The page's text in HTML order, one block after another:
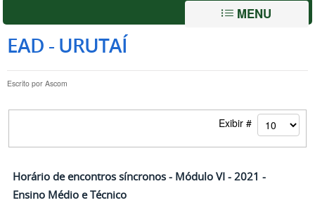
MENU
EAD - URUTAÍ
Escrito por Ascom
Exibir #
Horário de encontros síncronos - Módulo VI - 2021 -
Ensino Médio e Técnico